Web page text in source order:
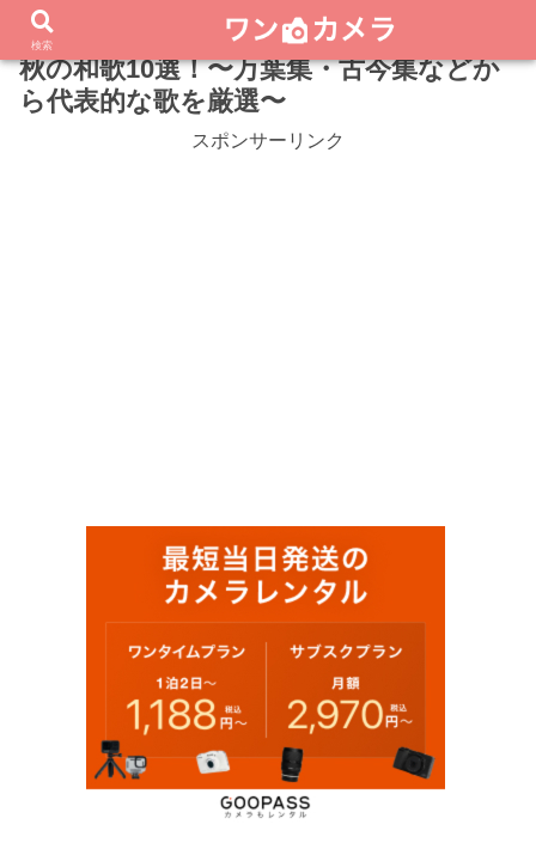
秋の和歌10選！〜万葉集・古今集などか
ら代表的な歌を厳選〜
スポンサーリンク
検索